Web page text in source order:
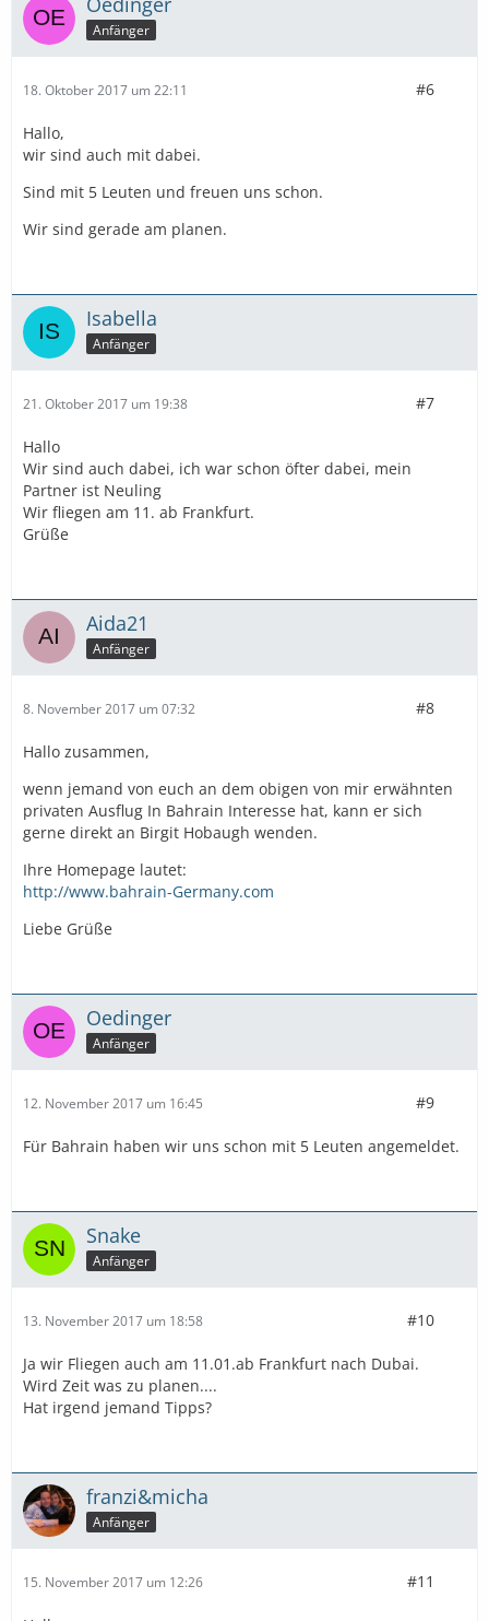
Anfänger
18. Oktober 2017 um 22:11 #6
Hallo,
wir sind auch mit dabei.
Sind mit 5 Leuten und freuen uns schon.
Wir sind gerade am planen.
Isabella
Anfänger
21. Oktober 2017 um 19:38 #7
Hallo
Wir sind auch dabei, ich war schon öfter dabei, mein
Partner ist Neuling
Wir fliegen am 11. ab Frankfurt.
Grüße
Aida21
Anfänger
8. November 2017 um 07:32 #8
Hallo zusammen,
wenn jemand von euch an dem obigen von mir erwähnten
privaten Ausflug In Bahrain Interesse hat, kann er sich
gerne direkt an Birgit Hobaugh wenden.
Ihre Homepage lautet:
http://www.bahrain-Germany.com
Liebe Grüße
Oedinger
Anfänger
12. November 2017 um 16:45 #9
Für Bahrain haben wir uns schon mit 5 Leuten angemeldet.
Snake
Anfänger
13. November 2017 um 18:58 #10
Ja wir Fliegen auch am 11.01.ab Frankfurt nach Dubai.
Wird Zeit was zu planen....
Hat irgend jemand Tipps?
franzi&micha
Anfänger
15. November 2017 um 12:26 #11